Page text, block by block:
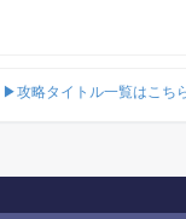
▶攻略タイトル一覧はこち